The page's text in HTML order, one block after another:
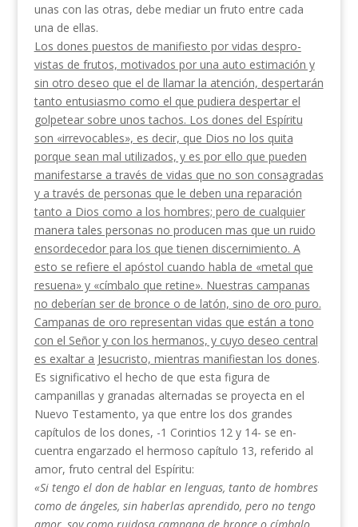
unas con las otras, debe mediar un fruto entre cada
una de ellas.
Los dones puestos de manifiesto por vidas despro­
vistas de frutos, motivados por una auto estimación y
sin otro deseo que el de llamar la atención, desper­tarán
tanto entusiasmo como el que pudiera desper­tar el
golpetear sobre unos tachos. Los dones del Espíritu
son «irrevocables», es decir, que Dios no los quita
porque sean mal utilizados, y es por ello que pueden
manifestarse a través de vidas que no son consagradas
y a través de personas que le deben una reparación
tanto a Dios como a los hombres; pero de cualquier
manera tales personas no producen mas que un ruido
ensordecedor para los que tienen discernimiento. A
esto se refiere el apóstol cuando habla de «metal que
resuena» y «címbalo que retine». Nuestras campanas
no deberían ser de bronce o de latón, sino de oro puro.
Campanas de oro represen­tan vidas que están a tono
con el Señor y con los hermanos, y cuyo deseo central
es exaltar a Jesucris­to, mientras manifiestan los dones.
Es significativo el hecho de que esta figura de
campanillas y granadas alternadas se proyecta en el
Nuevo Testamento, ya que entre los dos grandes
capítulos de los dones, -1 Corintios 12 y 14- se en­
cuentra engarzado el hermoso capítulo 13, referido al
amor, fruto central del Espíritu:
«Si tengo el don de hablar en lenguas, tanto de hombres
como de ángeles, sin haberlas aprendido, pero no tengo